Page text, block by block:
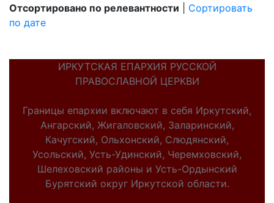
Отсортировано по релевантности
Сортировать
по дате
ИРКУТСКАЯ ЕПАРХИЯ РУССКОЙ
ПРАВОСЛАВНОЙ ЦЕРКВИ
Границы епархии включают в себя Иркутский,
Ангарский, Жигаловский, Заларинский,
Качугский, Ольхонский, Слюдянский,
Усольский, Усть-Удинский, Черемховский,
Шелеховский районы и Усть-Ордынский
Бурятский округ Иркутской области.